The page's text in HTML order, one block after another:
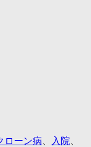
ローン病 入院